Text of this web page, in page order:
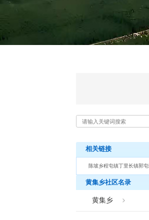
相关链接
陈坡乡程屯镇丁里长镇郭
黄集乡社区名录
黄集乡